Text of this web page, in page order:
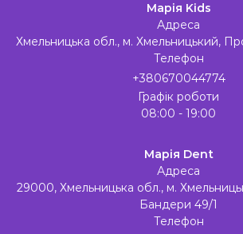
Марія Kids
Адреса
Хмельницька обл., м. Хмельницький,
Телефон
+380670044774
Графік роботи
08:00 - 19:00
Марія Dent
Адреса
29000, Хмельницька обл., м.
Бандери 49/1
Телефон